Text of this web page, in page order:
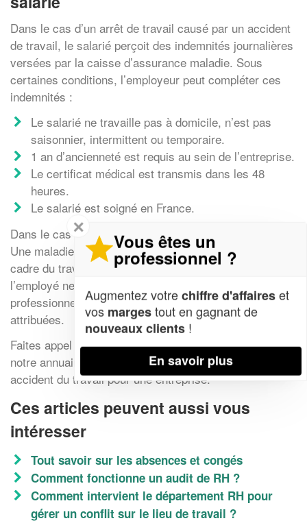
Dans le cas d’un arrêt de travail causé par un accident
de travail, le salarié perçoit des indemnités journalières
versées par la caisse d’assurance maladie. Sous
certaines conditions, l’employeur peut compléter ces
indemnités :
Le salarié ne travaille pas à domicile, n’est pas
saisonnier, intermittent ou temporaire.
1 an d’ancienneté est requis au sein de l’entreprise.
Le certificat médical est transmis dans les 48
heures.
Le salarié est soigné en France.
Dans le cas d’une maladie professionnelle, cela diffère.
Une maladie professionnelle est contractée dans le
cadre du travail à cause de l’activité exercée. Si
l’employé ne peut plus exercer son activité
professionnelle, des indemnités spécifiques sont
attribuées.
Faites appel à l’un des professionnels inscrits dans
notre annuaire pour savoir mieux comment gérer un
accident du travail pour une entreprise.
Ces articles peuvent aussi vous
intéresser
Tout savoir sur les absences et congés
Comment fonctionne un audit de RH ?
Comment intervient le département RH pour
gérer un conflit sur le lieu de travail ?
✕
Vous êtes un
professionnel ?
Augmentez votrechiffre d'affaireset
vos margestout en gagnant de
nouveaux clients !
En savoir plus